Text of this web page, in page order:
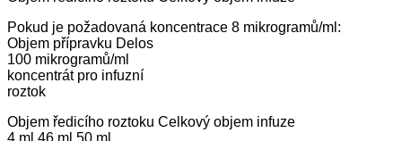
Pokud je požadovaná koncentrace 8 mikrogramů/ml:
Objem přípravku Delos
100 mikrogramů/ml
koncentrát pro infuzní
roztok
Objem ředicího roztoku Celkový objem infuze
4 ml 46 ml 50 ml